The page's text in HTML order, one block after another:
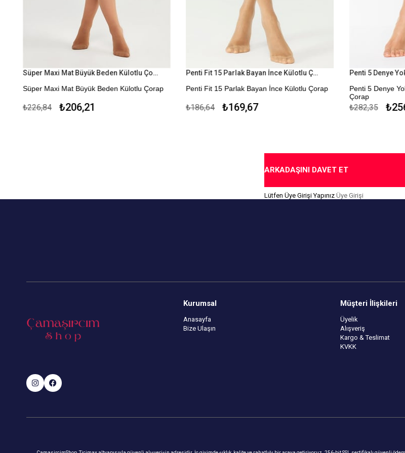
Süper Maxi Mat Büyük Beden Külotlu Çorap
Süper Maxi Mat Büyük Beden Külotlu Çorap
Kapıda Ödeme Seçeneği
₺206,21
₺226,84
Penti Fit 15 Parlak Bayan İnce Külotlu Çorap
Penti Fit 15 Parlak Bayan İnce Külotlu Çorap
* İnce
* Kapıda Ödeme Seçeneği
₺169,67
₺186,64
Penti 5 Denye
Çorap
* İnce
₺282,35
ARKADAŞINI DAVET ET
Lütfen Üye Girişi Yapınız Üye Girişi
Kurumsal
Anasayfa
Bize Ulaşın
Müşteri İlişkileri
Üyelik
Alışveriş
Kargo & Teslimat
KVKK